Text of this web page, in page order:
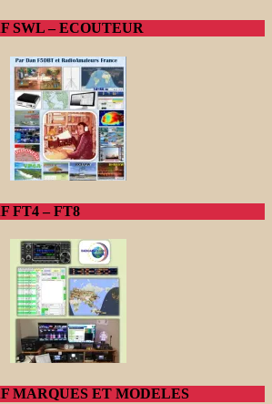
SWL – ECOUTEUR
FT4 – FT8
MARQUES ET MODELES